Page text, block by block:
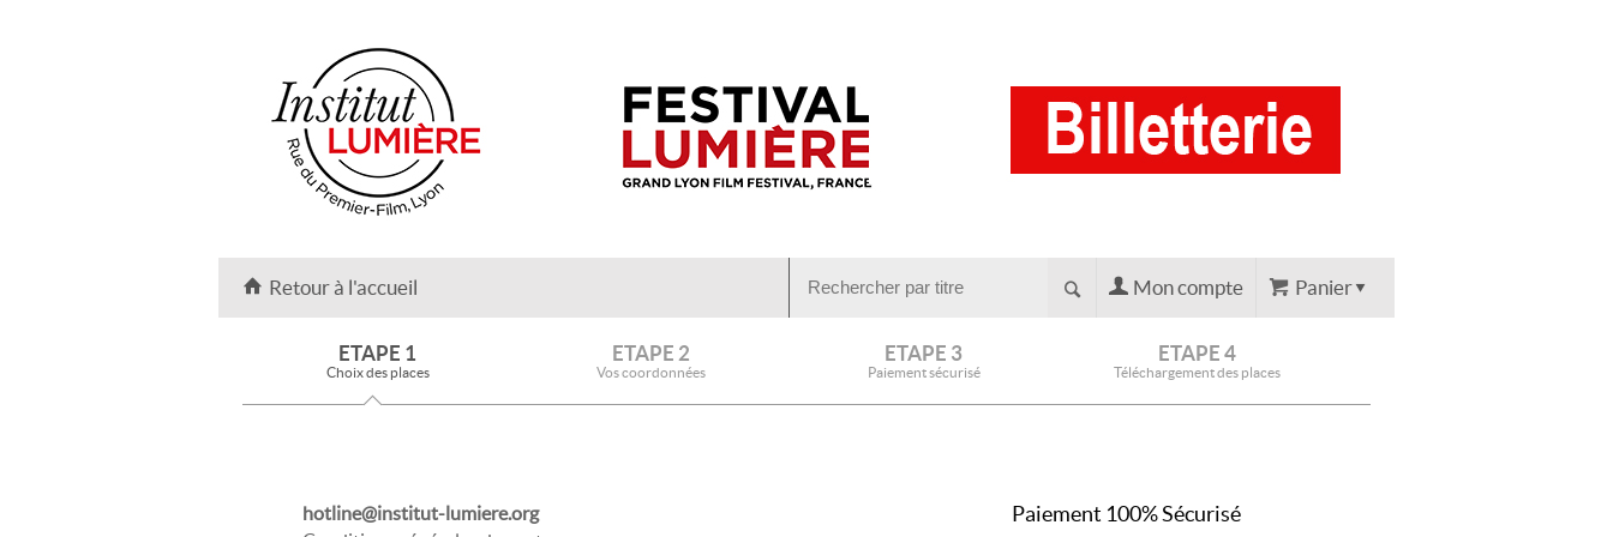
Retour à l'accueil Panier
Mon compte
ETAPE 1
Choix des places
ETAPE 2
Vos coordonnées
ETAPE 3
Paiement sécurisé
ETAPE 4
Téléchargement des places
hotline@institut-lumiere.org
Paiement 100% Sécurisé